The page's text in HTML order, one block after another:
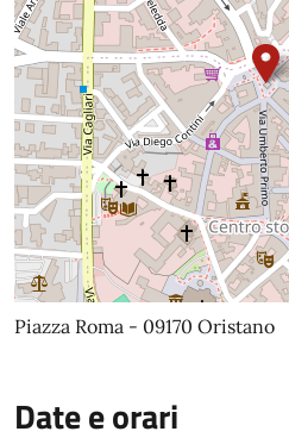
Piazza Roma - 09170 Oristano
Date e orari